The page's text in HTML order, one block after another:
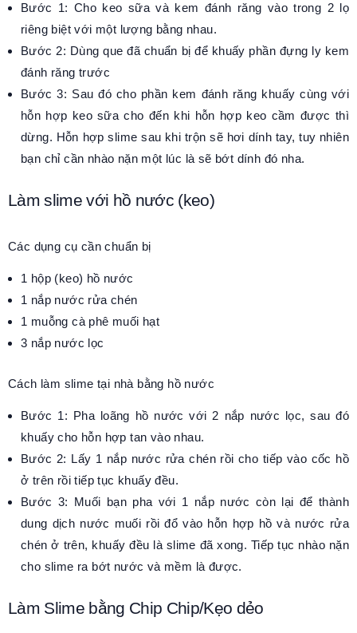
Bước 1: Cho keo sữa và kem đánh răng vào trong 2 lọ
riêng biệt với một lượng bằng nhau.
Bước 2: Dùng que đã chuẩn bị để khuấy phần đựng ly kem
đánh răng trước
Bước 3: Sau đó cho phần kem đánh răng khuấy cùng với
hỗn hợp keo sữa cho đến khi hỗn hợp keo cầm được thì
dừng. Hỗn hợp slime sau khi trộn sẽ hơi dính tay, tuy nhiên
bạn chỉ cần nhào nặn một lúc là sẽ bớt dính đó nha.
Làm slime với hồ nước (keo)
Các dụng cụ cần chuẩn bị
1 hộp (keo) hồ nước
1 nắp nước rửa chén
1 muỗng cà phê muối hạt
3 nắp nước lọc
Cách làm slime tại nhà bằng hồ nước
Bước 1: Pha loãng hồ nước với 2 nắp nước lọc, sau đó
khuấy cho hỗn hợp tan vào nhau.
Bước 2: Lấy 1 nắp nước rửa chén rồi cho tiếp vào cốc hồ
ở trên rồi tiếp tục khuấy đều.
Bước 3: Muối bạn pha với 1 nắp nước còn lại để thành
dung dịch nước muối rồi đổ vào hỗn hợp hồ và nước rửa
chén ở trên, khuấy đều là slime đã xong. Tiếp tục nhào nặn
cho slime ra bớt nước và mềm là được.
Làm Slime bằng Chip Chip/Kẹo dẻo